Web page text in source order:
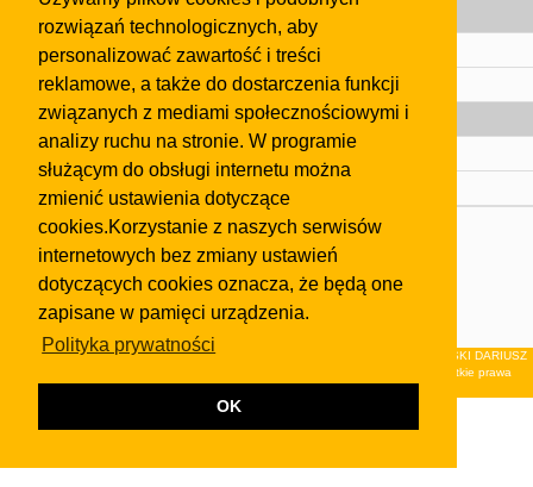
rozwiązań technologicznych, aby
personalizować zawartość i treści
reklamowe, a także do dostarczenia funkcji
związanych z mediami społecznościowymi i
analizy ruchu na stronie. W programie
służącym do obsługi internetu można
zmienić ustawienia dotyczące
cookies.Korzystanie z naszych serwisów
internetowych bez zmiany ustawień
dotyczących cookies oznacza, że będą one
zapisane w pamięci urządzenia.
Polityka prywatności
OK
Gazeta
Olkusz
Kontakt
Strefa dla biznesu
Biura nieruchomości
Dealerzy i autokomisy
Skontaktuj się z nami
regulaminuiPolityki Prywatności.
Klauzula FB
© 2026Wydawnictwo NEON sp. z o.o. (dawniej: FIRMA NEON MAREK KLUCZEWSKI DARIUSZ
KRAWCZYK s.c.) z siedzibą w Olkuszu, ul.Żuradzka 15, 32-300 Olkusz . Wszystkie prawa